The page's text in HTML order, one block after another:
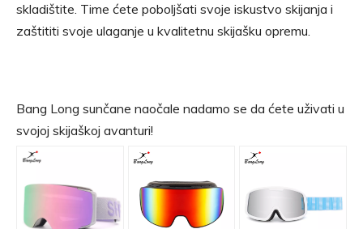
skladištite. Time ćete poboljšati svoje iskustvo skijanja i
zaštititi svoje ulaganje u kvalitetnu skijašku opremu.
Bang Long sunčane naočale nadamo se da ćete uživati ​​u
svojoj skijaškoj avanturi!